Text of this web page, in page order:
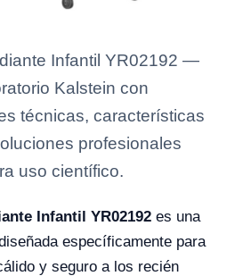
Infantil YR02192 —
Kalstein con
técnicas, características
profesionales
uso científico.
Infantil YR02192 es una
específicamente para
y seguro a los recién